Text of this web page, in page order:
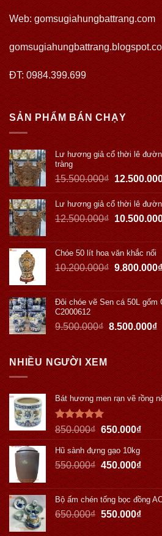
Web:gomsugiahungbattrang.com
ĐT: 0984.399.699
SẢN PHẨM BÁN CHẠY
Lư hương giả cổ thời lê
tràng
15.500.000₫
Lư hương giả cổ thời lê
12.500.000₫
Chóe 50 lít hoa văn khắc nổi
10.200.000₫ 9.800.000₫
Đôi chóe vẽ Sen cá 50L gốm
C2000612
9.500.000₫ 8.500.000₫
NHIỀU NGƯỜI XEM
Bát hương men rạn vẽ rồng
Được xếp
hạng5.00
5 sao
850.000₫ 650.000₫
Hũ sành đựng gạo 10kg
550.000₫ 450.000₫
Bộ ấm chén tống bọc đồng
650.000₫ 550.000₫